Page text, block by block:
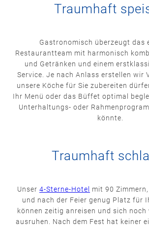
Traumhaft
Gastronomisch überzeugt das
Restaurantteam mit harmonisch
und Getränken und einem
Service. Je nach Anlass erstellen wir
unsere Köche für Sie zubereiten
Ihr Menü oder das Büffet optimal
Unterhaltungs- oder
könnte.
Traumhaft
Unser 4-Sterne-Hotel
mit 90
und nach der Feier genug Platz für
können zeitig anreisen und sich
ausruhen. Nach dem Fest hat keiner